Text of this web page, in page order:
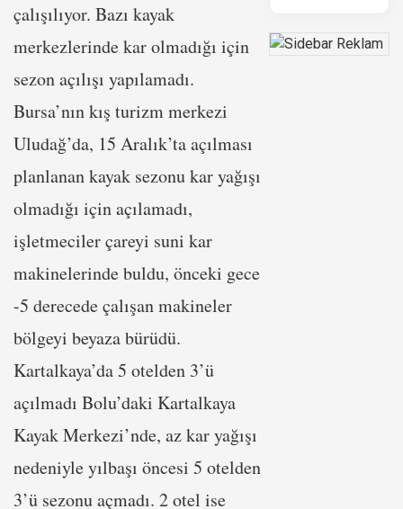
çalışılıyor. Bazı kayak
merkezlerinde kar olmadığı için
sezon açılışı yapılamadı.
Bursa’nın kış turizm merkezi
Uludağ’da, 15 Aralık’ta açılması
planlanan kayak sezonu kar yağışı
olmadığı için açılamadı,
işletmeciler çareyi suni kar
makinelerinde buldu, önceki gece
-5 derecede çalışan makineler
bölgeyi beyaza bürüdü.
Kartalkaya’da 5 otelden 3’ü
açılmadı Bolu’daki Kartalkaya
Kayak Merkezi’nde, az kar yağışı
nedeniyle yılbaşı öncesi 5 otelden
3’ü sezonu açmadı. 2 otel ise